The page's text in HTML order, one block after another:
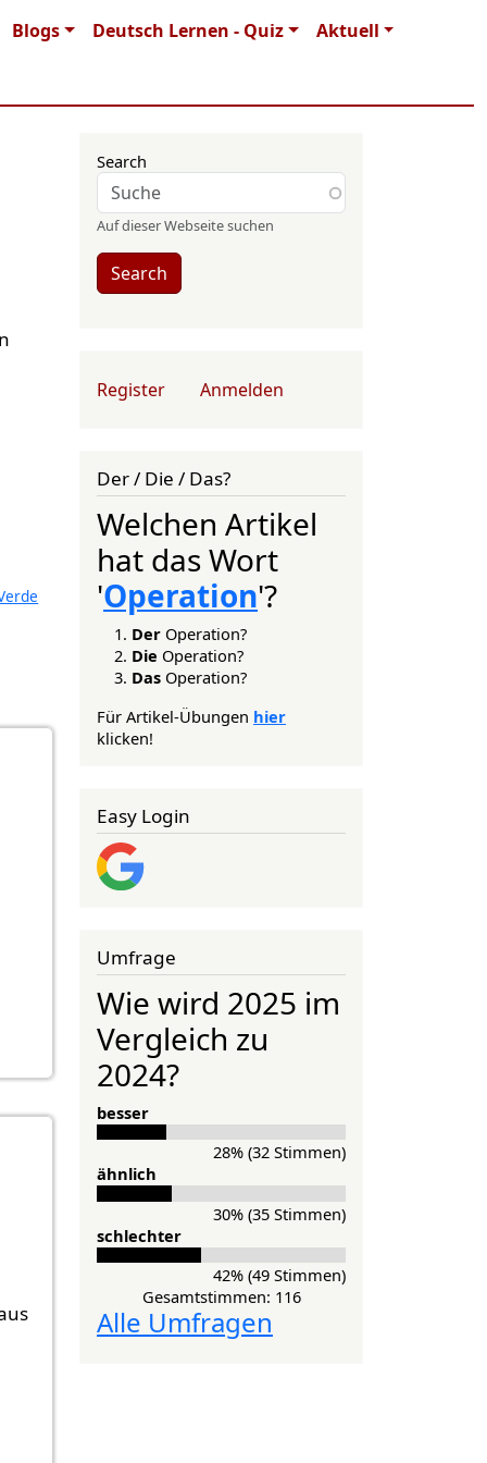
Blogs Deutsch Lernen - Quiz Aktuell
Search
Auf dieser Webseite suchen
Search
User account menu
Register Anmelden
Der / Die / Das?
Welchen Artikel
hat das Wort
'Operation'?
Der Operation?
Die Operation?
Das Operation?
Für Artikel-Übungen hier
klicken!
Easy Login
Umfrage
Wie wird 2025 im
Vergleich zu
2024?
besser
28% (32 Stimmen)
ähnlich
30% (35 Stimmen)
schlechter
42% (49 Stimmen)
Gesamtstimmen: 116
Alle Umfragen